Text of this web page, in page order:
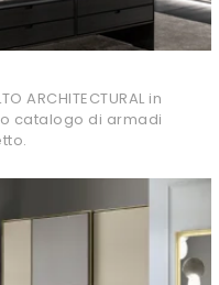
ARCHITECTURAL in
catalogo di armadi